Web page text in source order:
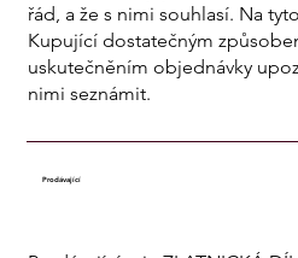
řád, a že s nimi souhlasí. Na
Kupující dostatečným
uskutečněním objednávky
nimi seznámit.
Prodávající